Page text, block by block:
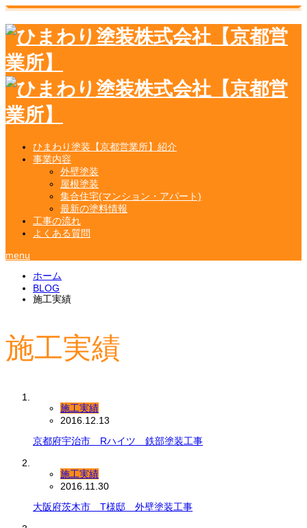
ひまわり塗装【京都営業所】紹介
事業内容
外壁塗装
屋根塗装
集合住宅(マンション・アパート)
最新の塗料情報
工事の流れ
よくある質問
menu
ホーム
BLOG
施工実績
施工実績
施工実績
2016.12.13
京都府宇治市 Rハイツ 鉄部塗装工事
施工実績
2016.11.30
大阪府茨木市 T様邸 外壁塗装工事